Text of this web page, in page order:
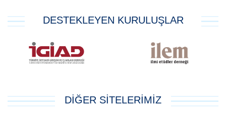
DESTEKLEYEN KURULUŞLAR
DİĞER SİTELERİMİZ